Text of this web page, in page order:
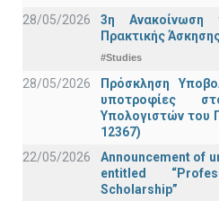
28/05/2026
3η Ανακοίνωση
Πρακτικής
#Studies
28/05/2026
Πρόσκληση
υποτροφίες
Υπολογιστών του
12367)
22/05/2026
Announcement of
entitled
Scholarship”